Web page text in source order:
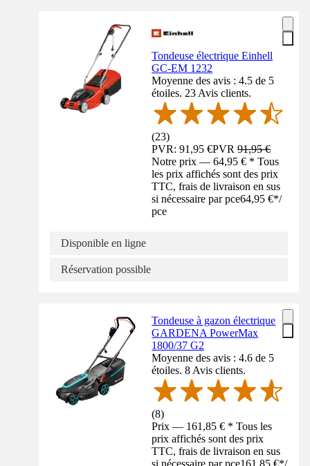
Tondeuse électrique Einhell
GC-EM 1232
Moyenne des avis : 4.5 de 5
étoiles. 23 Avis clients.
(23)
PVR: 91,95 €PVR91,95 €
Notre prix — 64,95 € * Tous
les prix affichés sont des prix
TTC, frais de livraison en sus
si nécessaire par pce64,95 €*/
pce
Disponible en ligne
Réservation possible
Tondeuse à gazon électrique
GARDENA PowerMax
1800/37 G2
Moyenne des avis : 4.6 de 5
étoiles. 8 Avis clients.
(8)
Prix — 161,85 € * Tous les
prix affichés sont des prix
TTC, frais de livraison en sus
si nécessaire par pce161,85 €*/